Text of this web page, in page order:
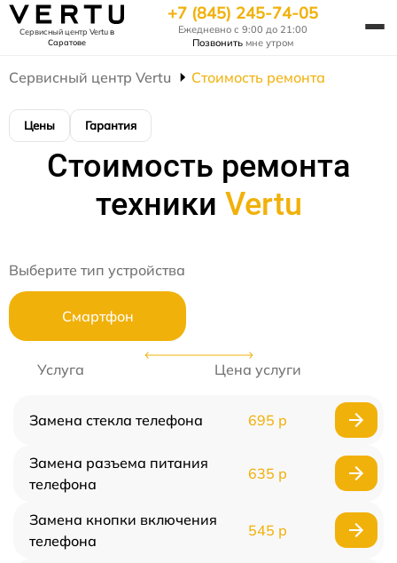
Сервисный центр Vertuв
Саратове
+7 (845) 245-74-05
Ежедневно с 9:00 до 21:00
Позвонить мне утром
Сервисный центр Vertu Стоимость ремонта
Цены Гарантия
Стоимость ремонта
техники Vertu
Выберите тип устройства
Смартфон
Услуга Цена услуги
Замена стекла телефона 695 р
Замена разъема питания
телефона
635 р
Замена кнопки включения
телефона
545 р